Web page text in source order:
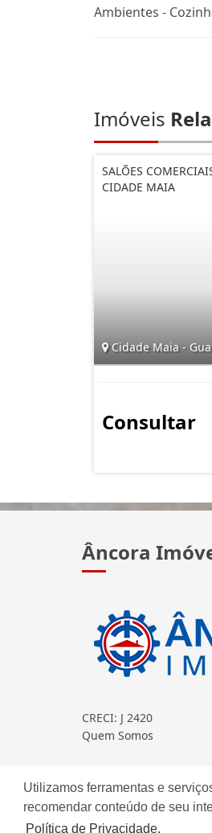
Utilizamos ferramentas e
recomendar conteúdo de seu
Política de Privacidade.
Ambientes -
Imóveis
SALÕES
CIDADE MAIA
Cidade Maia -
Consultar
Âncora
CRECI: J 2420
Quem Somos